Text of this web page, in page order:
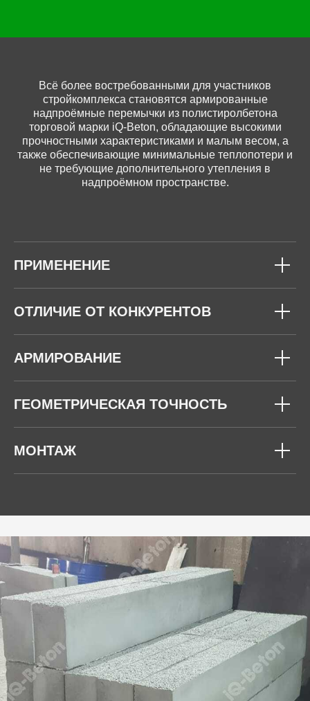
Всё более востребованными для участников
стройкомплекса становятся армированные
надпроёмные перемычки из полистиролбетона
торговой марки iQ-Beton, обладающие высокими
прочностными характеристиками и малым весом, а
также обеспечивающие минимальные теплопотери и
не требующие дополнительного утепления в
надпроёмном пространстве.
ПРИМЕНЕНИЕ
ОТЛИЧИЕ ОТ КОНКУРЕНТОВ
АРМИРОВАНИЕ
ГЕОМЕТРИЧЕСКАЯ ТОЧНОСТЬ
МОНТАЖ